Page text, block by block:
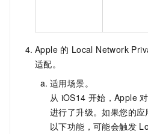
Apple 的 Local Network
适配。
适用场景。
从 iOS14 开始，Apple
进行了升级。如果您的应
以下功能，可能会触发